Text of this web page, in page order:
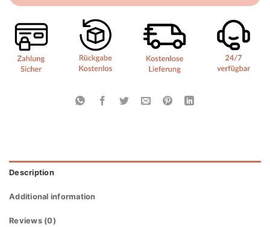
Description
Additional information
Reviews (0)